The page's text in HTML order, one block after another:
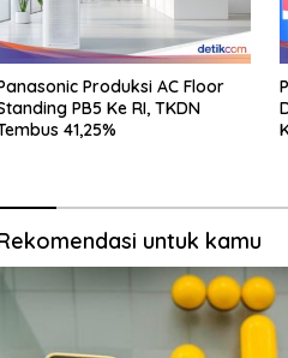
Produksi AC Floor
PB5 Ke RI, TKDN
41,25%
untuk kamu